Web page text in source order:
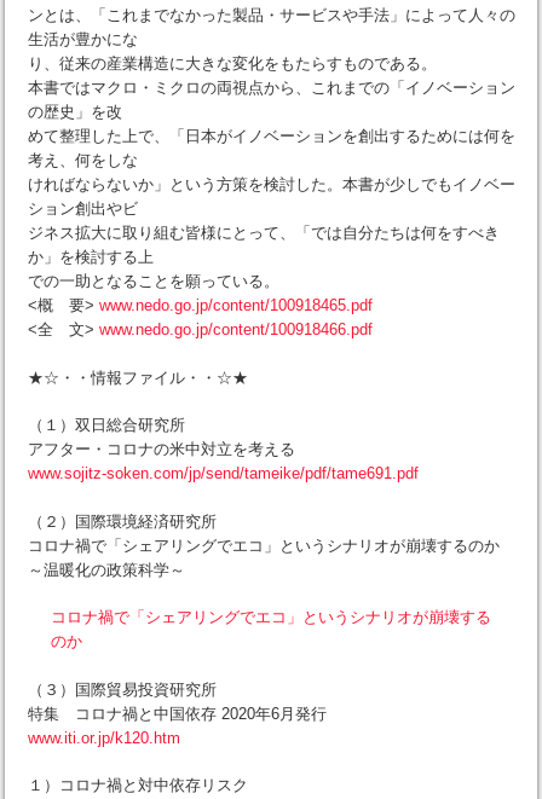
ンとは、「これまでなかった製品・サービスや手法」によって人々の
生活が豊かにな
り、従来の産業構造に大きな変化をもたらすものである。
本書ではマクロ・ミクロの両視点から、これまでの「イノベーション
の歴史」を改
めて整理した上で、「日本がイノベーションを創出するためには何を
考え、何をしな
ければならないか」という方策を検討した。本書が少しでもイノベー
ション創出やビ
ジネス拡大に取り組む皆様にとって、「では自分たちは何をすべき
か」を検討する上
での一助となることを願っている。
<概 要> www.nedo.go.jp/content/100918465.pdf
<全 文> www.nedo.go.jp/content/100918466.pdf
★☆・・情報ファイル・・☆★
（１）双日総合研究所
アフター・コロナの米中対立を考える
www.sojitz-soken.com/jp/send/tameike/pdf/tame691.pdf
（２）国際環境経済研究所
コロナ禍で「シェアリングでエコ」というシナリオが崩壊するのか
～温暖化の政策科学～
コロナ禍で「シェアリングでエコ」というシナリオが崩壊する
のか
（３）国際貿易投資研究所
特集 コロナ禍と中国依存 2020年6月発行
www.iti.or.jp/k120.htm
１）コロナ禍と対中依存リスク